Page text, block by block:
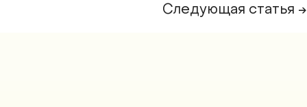
Следующая статья →